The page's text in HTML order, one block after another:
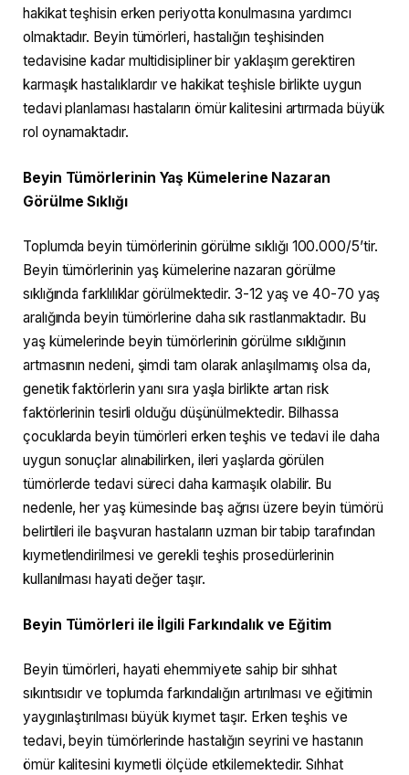
hakikat teşhisin erken periyotta konulmasına yardımcı
olmaktadır. Beyin tümörleri, hastalığın teşhisinden
tedavisine kadar multidisipliner bir yaklaşım gerektiren
karmaşık hastalıklardır ve hakikat teşhisle birlikte uygun
tedavi planlaması hastaların ömür kalitesini artırmada büyük
rol oynamaktadır.
Beyin Tümörlerinin Yaş Kümelerine Nazaran
Görülme Sıklığı
Toplumda beyin tümörlerinin görülme sıklığı 100.000/5’tir.
Beyin tümörlerinin yaş kümelerine nazaran görülme
sıklığında farklılıklar görülmektedir. 3-12 yaş ve 40-70 yaş
aralığında beyin tümörlerine daha sık rastlanmaktadır. Bu
yaş kümelerinde beyin tümörlerinin görülme sıklığının
artmasının nedeni, şimdi tam olarak anlaşılmamış olsa da,
genetik faktörlerin yanı sıra yaşla birlikte artan risk
faktörlerinin tesirli olduğu düşünülmektedir. Bilhassa
çocuklarda beyin tümörleri erken teşhis ve tedavi ile daha
uygun sonuçlar alınabilirken, ileri yaşlarda görülen
tümörlerde tedavi süreci daha karmaşık olabilir. Bu
nedenle, her yaş kümesinde baş ağrısı üzere beyin tümörü
belirtileri ile başvuran hastaların uzman bir tabip tarafından
kıymetlendirilmesi ve gerekli teşhis prosedürlerinin
kullanılması hayati değer taşır.
Beyin Tümörleri ile İlgili Farkındalık ve Eğitim
Beyin tümörleri, hayati ehemmiyete sahip bir sıhhat
sıkıntısıdır ve toplumda farkındalığın artırılması ve eğitimin
yaygınlaştırılması büyük kıymet taşır. Erken teşhis ve
tedavi, beyin tümörlerinde hastalığın seyrini ve hastanın
ömür kalitesini kıymetli ölçüde etkilemektedir. Sıhhat